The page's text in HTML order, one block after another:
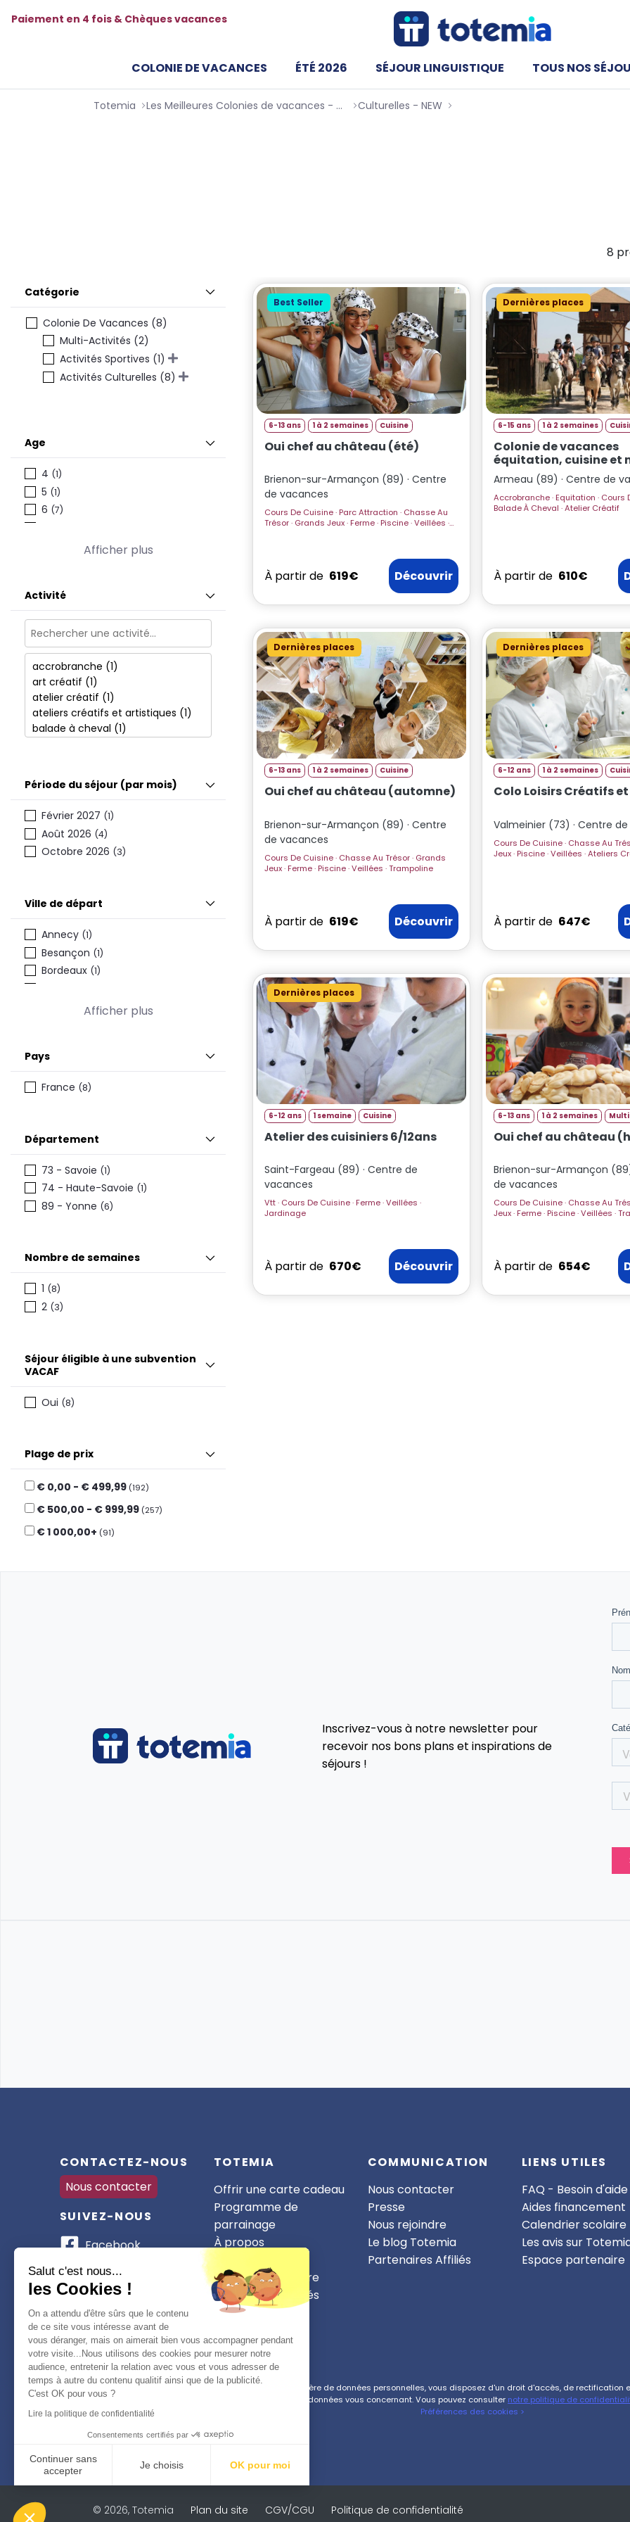
Paiement en 4 fois & Chèques vacances
COLONIE DE VACANCES ÉTÉ 2026 SÉJOUR LINGUISTIQUE TOUS NOS
Totemia Les Meilleures Colonies de vacances - Totemia Culturelles - NEW
8
Catégorie
Colonie De Vacances (8)
Multi-Activités (2)
Activités Sportives (1)
Activités Culturelles (8)
Age
4 (1)
5 (1)
6 (7)
11(7)
12(7)
13(4)
14(1)
15 (1)
Afficher plus
Activité
Période du séjour (par mois)
Février 2027 (1)
Août 2026 (4)
Octobre 2026 (3)
Ville de départ
Annecy (1)
Besançon (1)
Bordeaux (1)
Metz
Rennes
Toulouse
Afficher plus
Pays
France (8)
Département
73 - Savoie (1)
74 - Haute-Savoie (1)
89 - Yonne (6)
Nombre de semaines
1 (8)
2 (3)
Séjour éligible à une subvention
VACAF
Oui (8)
Plage de prix
€ 0,00 - € 499,99 (192)
€ 500,00 - € 999,99 (257)
€ 1 000,00+ (91)
Best Seller
6-13 ans 1 à 2 semaines Cuisine
Oui chef au château (été)
Brienon-sur-Armançon (89) · Centre
de vacances
Cours De Cuisine · Parc Attraction · Chasse Au
Trésor · Grands Jeux · Ferme · Piscine · Veillées ·
À partir de 619€ Découvrir
Dernières places
6-15 ans 1 à 2 semaines
Colonie de vacances
équitation, cuisine et
activités dans l'Yonne
Armeau (89) · Centre de
Accrobranche · Equitation · Cours De Cuisine ·
Balade À Cheval · Atelier Créatif
À partir de 610€
Dernières places
6-13 ans 1 à 2 semaines Cuisine
Oui chef au château (automne)
Brienon-sur-Armançon (89) · Centre
de vacances
Cours De Cuisine · Chasse Au Trésor · Grands
Jeux · Ferme · Piscine · Veillées · Trampoline
À partir de 619€ Découvrir
Dernières places
6-12 ans 1 à 2 semaines
Colo Loisirs Créatifs
Valmeinier (73) · Centre
Cours De Cuisine · Chasse Au Trésor · Grands
Jeux · Piscine · Veillées · Ateliers Créatifs Et
À partir de 647€
Dernières places
6-12 ans 1 semaine Cuisine
Atelier des cuisiniers 6/12ans
Saint-Fargeau (89) · Centre de
vacances
Vtt · Cours De Cuisine · Ferme · Veillées ·
Jardinage
À partir de 670€ Découvrir
6-13 ans 1 à 2 semaines
Oui chef au château
Brienon-sur-Armançon
de vacances
Cours De Cuisine · Chasse Au Trésor · Grands
Jeux ·
À partir de 654€
Inscrivez-vous à notre newsletter pour
recevoir nos bons plans et inspirations de
séjours !
CONTACTEZ-NOUS
Nous contacter
SUIVEZ-NOUS
Facebook
Instagram
WhatsApp
TikTok
TOTEMIA
Offrir une carte cadeau
Programme de
parrainage
À propos
Devenir partenaire
CSE et collectivités
COMMUNICATION
Nous contacter
Presse
Nous rejoindre
Le blog Totemia
Partenaires Affiliés
LIENS UTILES
FAQ - Besoin d'aide
Aides financement
Calendrier scolaire
Les avis sur
Espace partenaire
Conformément à la réglementation applicable en matière de données personnelles, vous disposez d'un droit d'accès, de
données vous concernant. Vous pouvez consulter notre politique de
Préférences des cookies >
© 2026, Totemia Plan du site CGV/CGU Politique de confidentialité
Salut c'est nous...
les Cookies !
On a attendu d'être sûrs que le contenu
de ce site vous intéresse avant de
vous déranger, mais on aimerait bien vous accompagner pendant
votre visite...Nous utilisons des cookies pour mesurer notre
audience, entretenir la relation avec vous et vous adresser de
temps à autre du contenu qualitif ainsi que de la publicité.
C'est OK pour vous ?
Lire la politique de confidentialité
Consentements certifiés par
Continuer sans
accepter
Je choisis OK pour moi